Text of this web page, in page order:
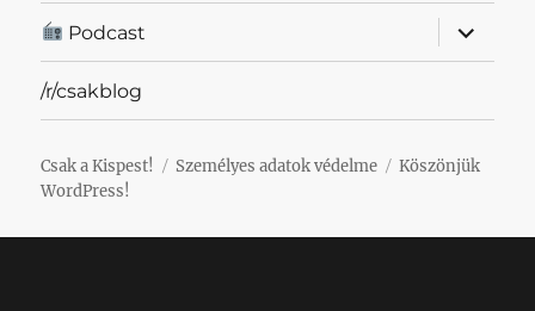
Podcast
almenü
/r/csakblog
Csak a Kispest! Személyes adatok védelme
Köszönjük
WordPress!